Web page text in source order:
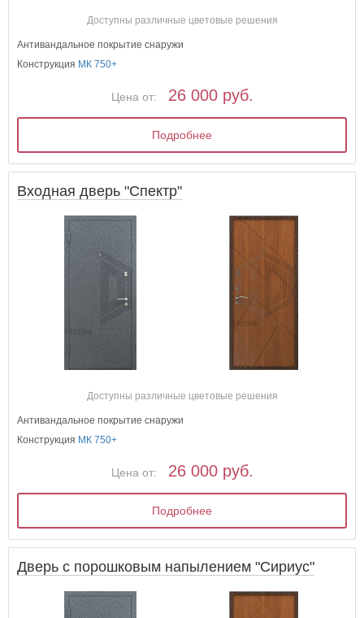
Доступны различные цветовые решения
Антивандальное покрытие снаружи
Конструкция МК 750+
Цена от: 26 000 руб.
Подробнее
Входная дверь "Спектр"
Доступны различные цветовые решения
Антивандальное покрытие снаружи
Конструкция МК 750+
Цена от: 26 000 руб.
Подробнее
Дверь с порошковым напылением "Сириус"